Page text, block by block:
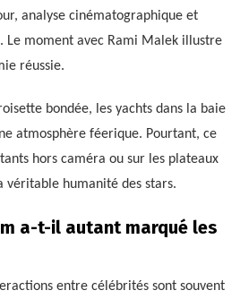
analyse cinématographique et
Le moment avec Rami Malek illustre
réussie.
bondée, les yachts dans la baie
atmosphère féerique. Pourtant, ce
hors caméra ou sur les plateaux
véritable humanité des stars.
a-t-il autant marqué les
entre célébrités sont souvent